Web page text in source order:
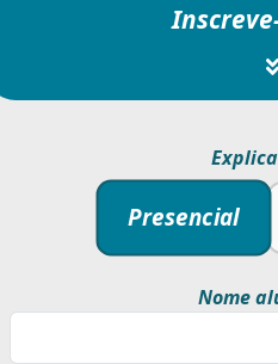
Presencial
Nome